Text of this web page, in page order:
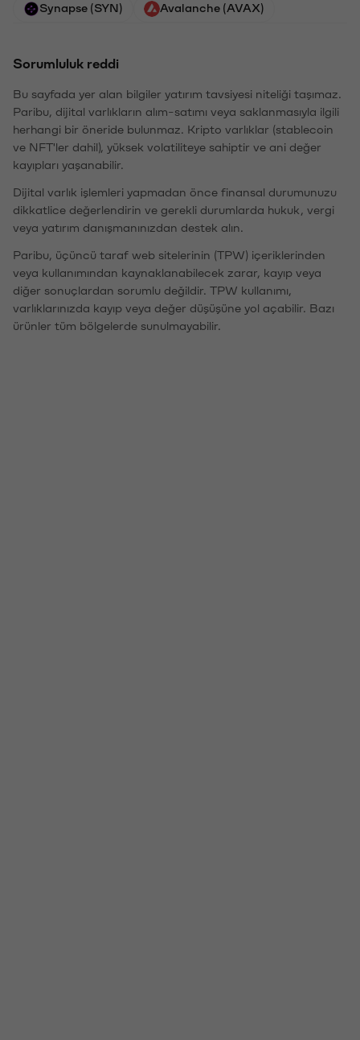
Synapse (SYN) Avalanche (AVAX)
Sorumluluk reddi
Bu sayfada yer alan bilgiler yatırım tavsiyesi niteliği taşımaz.
Paribu, dijital varlıkların alım-satımı veya saklanmasıyla ilgili
herhangi bir öneride bulunmaz. Kripto varlıklar (stablecoin
ve NFT'ler dahil), yüksek volatiliteye sahiptir ve ani değer
kayıpları yaşanabilir.
Dijital varlık işlemleri yapmadan önce finansal durumunuzu
dikkatlice değerlendirin ve gerekli durumlarda hukuk, vergi
veya yatırım danışmanınızdan destek alın.
Paribu, üçüncü taraf web sitelerinin (TPW) içeriklerinden
veya kullanımından kaynaklanabilecek zarar, kayıp veya
diğer sonuçlardan sorumlu değildir. TPW kullanımı,
varlıklarınızda kayıp veya değer düşüşüne yol açabilir. Bazı
ürünler tüm bölgelerde sunulmayabilir.